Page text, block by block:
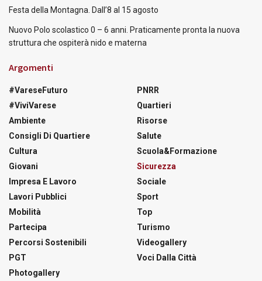
Festa della Montagna. Dall’8 al 15 agosto
Nuovo Polo scolastico 0 – 6 anni. Praticamente pronta la nuova
struttura che ospiterà nido e materna
Argomenti
#VareseFuturo
#ViviVarese
Ambiente
Consigli Di Quartiere
Cultura
Giovani
Impresa E Lavoro
Lavori Pubblici
Mobilità
Partecipa
Percorsi Sostenibili
PGT
Photogallery
PNRR
Quartieri
Risorse
Salute
Scuola&Formazione
Sicurezza
Sociale
Sport
Top
Turismo
Videogallery
Voci Dalla Città